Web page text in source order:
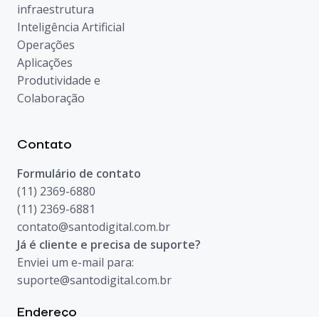
infraestrutura
Inteligência Artificial
Operações
Aplicações
Produtividade e
Colaboração
Contato
Formulário de contato
(11) 2369-6880
(11) 2369-6881
contato@santodigital.com.br
Já é cliente e precisa de suporte?
Enviei um e-mail para:
suporte@santodigital.com.br
Endereço